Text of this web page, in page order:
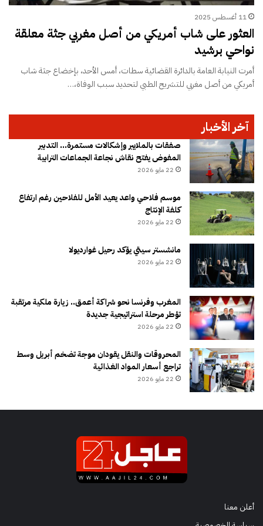
11 أغسطس 2025
العثور على شاب أمريكي من أصل مغربي جثة معلقة
نواحي برشيد
أمرت النيابة العامة بالدائرة القضائية سطات، أمس الأحد، بإخضاع جثة شاب
أمريكي من أصل مغربي للتشريح الطبي لتحديد سبب الوفاة،…
آخر الأخبار
صفقات بالملايير وإشكالات مستمرة… التدبير
المفوض يفتح نقاش نجاعة الجماعات الترابية
22 مايو 2026
موسم فلاحي واعد يعيد الأمل للفلاحين رغم ارتفاع
كلفة الإنتاج
22 مايو 2026
مانشستر سيتي يؤكد رحيل غوارديولا
22 مايو 2026
المغرب وفرنسا نحو شراكة أعمق.. زيارة ملكية مرتقبة
تؤطر مرحلة استراتيجية جديدة
22 مايو 2026
المحروقات والنقل يقودان موجة تضخم أبريل وسط
تراجع أسعار المواد الغذائية
22 مايو 2026
أعلن معنا